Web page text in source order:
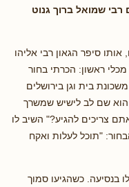
רבי שמואל ברוך גנוט
סיפר הגאון רבי אליהו
ראשון: הכרתי בחור
בית וגן בירושלים
הוא שם לב לישיש שמשרך
צריכים להגיע?" השיב לו
"תוכל לעלות ואקח
בנסיעה. כשהגיעו סמוך